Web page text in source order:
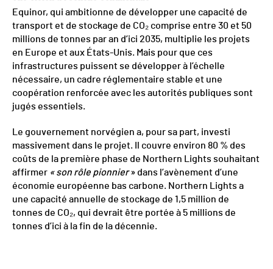
Equinor, qui ambitionne de développer une capacité de
transport et de stockage de CO₂ comprise entre 30 et 50
millions de tonnes par an d’ici 2035, multiplie les projets
en Europe et aux États-Unis. Mais pour que ces
infrastructures puissent se développer à l’échelle
nécessaire, un cadre réglementaire stable et une
coopération renforcée avec les autorités publiques sont
jugés essentiels.
Le gouvernement norvégien a, pour sa part, investi
massivement dans le projet. Il couvre environ 80 % des
coûts de la première phase de Northern Lights souhaitant
affirmer « son rôle pionnier» dans l’avènement d’une
économie européenne bas carbone. Northern Lights a
une capacité annuelle de stockage de 1,5 million de
tonnes de CO₂, qui devrait être portée à 5 millions de
tonnes d’ici à la fin de la décennie.